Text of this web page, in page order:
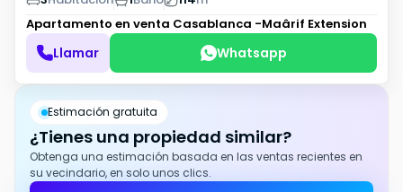
Apartamento en venta Casablanca -Maârif Extension
Llamar Whatsapp
Estimación gratuita
¿Tienes una propiedad similar?
Obtenga una estimación basada en las ventas recientes en
su vecindario, en solo unos clics.